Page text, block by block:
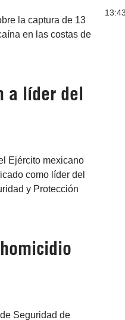
la captura de 13
en las costas de
a líder del
Ejército mexicano
como líder del
y Protección
Seguridad de
13:43